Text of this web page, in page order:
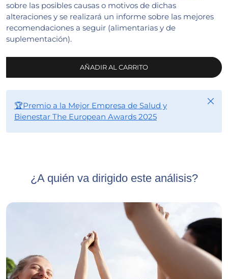
sobre las posibles causas o motivos de dichas
alteraciones y se realizará un informe sobre las mejores
recomendaciones a seguir (alimentarias y de
suplementación).
AÑADIR AL CARRITO
🏆Premio a la Mejor Empresa de Salud y
Bienestar The European Awards 2025
Cerrar
¿A quién va dirigido este análisis?